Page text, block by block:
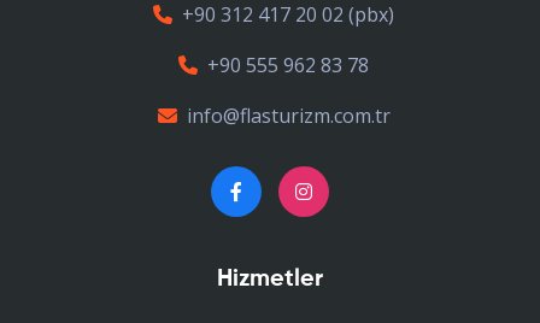
+90 312 417 20 02 (pbx)
+90 555 962 83 78
info@flasturizm.com.tr
Hizmetler